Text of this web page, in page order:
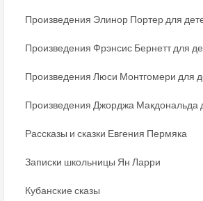
Произведения Элинор Портер для
Произведения Фрэнсис Бернетт для
Произведения Люси Монтгомери для
Произведения Джорджа Макдональда
Рассказы и сказки Евгения Пермяка
Записки школьницы Ян Ларри
Кубанские сказы